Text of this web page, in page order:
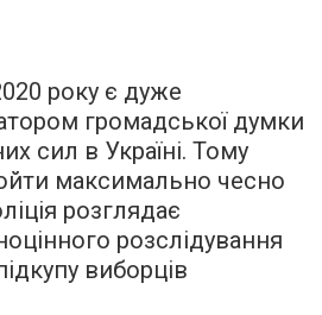
року є дуже
громадської думки
сил в Україні. Тому
максимально чесно
розглядає
розслідування
виборців